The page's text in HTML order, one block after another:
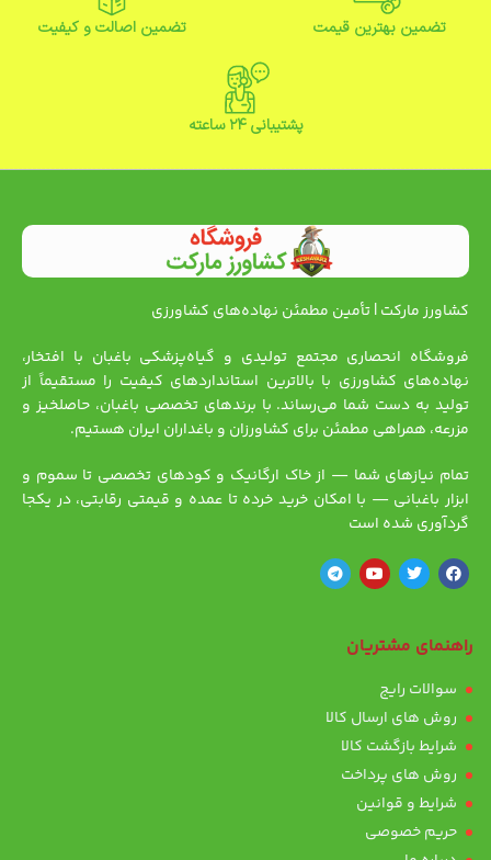
تضمین بهترین قیمت تضمین اصالت و کیفیت
پشتیبانی ۲۴ ساعته
کشاورز مارکت | تأمین مطمئن نهاده‌های کشاورزی
فروشگاه انحصاری مجتمع تولیدی و گیاه‌پزشکی باغبان با افتخار،
نهاده‌های کشاورزی با بالاترین استانداردهای کیفیت را مستقیماً از
تولید به دست شما می‌رساند. با برندهای تخصصی باغبان، حاصلخیز و
مزرعه، همراهی مطمئن برای کشاورزان و باغداران ایران هستیم.
تمام نیازهای شما — از خاک ارگانیک و کودهای تخصصی تا سموم و
ابزار باغبانی — با امکان خرید خرده تا عمده و قیمتی رقابتی، در یکجا
گردآوری شده است
راهنمای مشتریان
سوالات رایج
روش های ارسال کالا
شرایط بازگشت کالا
روش های پرداخت
شرایط و قوانین
حریم خصوصی